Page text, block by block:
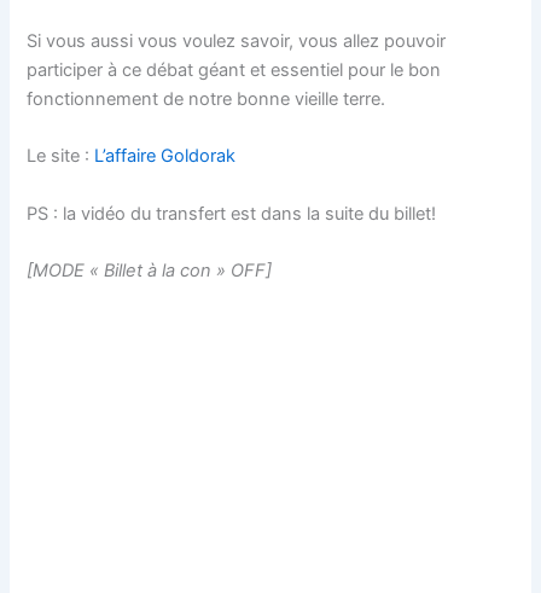
Si vous aussi vous voulez savoir, vous allez pouvoir
participer à ce débat géant et essentiel pour le bon
fonctionnement de notre bonne vieille terre.
Le site : L’affaire Goldorak
PS : la vidéo du transfert est dans la suite du billet!
[MODE « Billet à la con » OFF]